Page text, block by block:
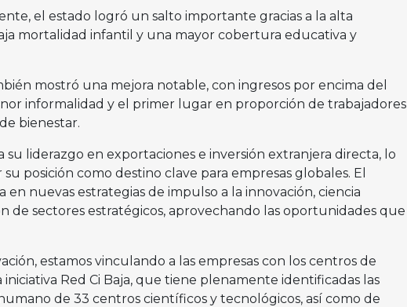
el estado logró un salto importante gracias a la alta
mortalidad infantil y una mayor cobertura educativa y
mostró una mejora notable, con ingresos por encima del
informalidad y el primer lugar en proporción de trabajadores
bienestar.
su liderazgo en exportaciones e inversión extranjera directa, lo
posición como destino clave para empresas globales. El
en nuevas estrategias de impulso a la innovación, ciencia
de sectores estratégicos, aprovechando las oportunidades que
estamos vinculando a las empresas con los centros de
Red Ci Baja, que tiene plenamente identificadas las
de 33 centros científicos y tecnológicos, así como de